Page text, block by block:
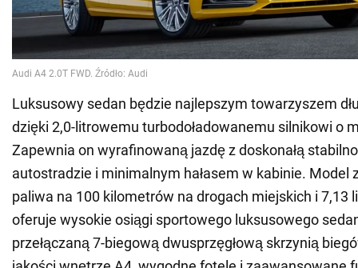
Luksusowy sedan będzie najlepszym towarzyszem
dzięki 2,0-litrowemu turbodoładowanemu silnikowi o
Zapewnia on wyrafinowaną jazdę z doskonałą
autostradzie i minimalnym hałasem w kabinie. Model
paliwa na 100 kilometrów na drogach miejskich i 7,13
oferuje wysokie osiągi sportowego luksusowego
przełączaną 7-biegową dwusprzęgłową skrzynią